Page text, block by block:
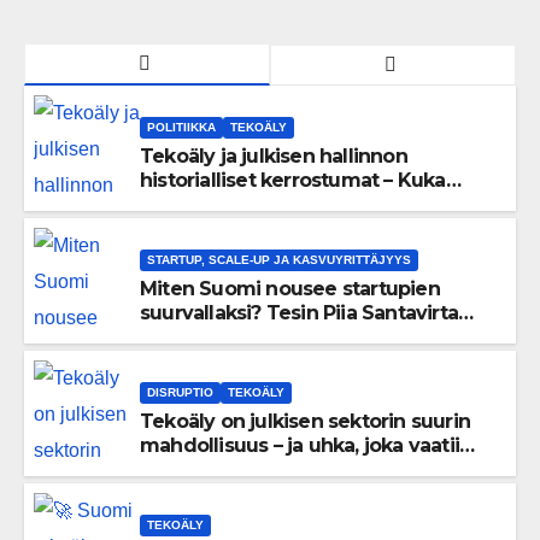
POLITIIKKA TEKOÄLY
Tekoäly ja julkisen hallinnon
historialliset kerrostumat – Kuka
STARTUP, SCALE-UP JA KASVUYRITTÄJYYS
Miten Suomi nousee startupien
suurvallaksi? Tesin Piia Santavirta
DISRUPTIO TEKOÄLY
Tekoäly on julkisen sektorin suurin
mahdollisuus – ja uhka, joka vaatii
TEKOÄLY